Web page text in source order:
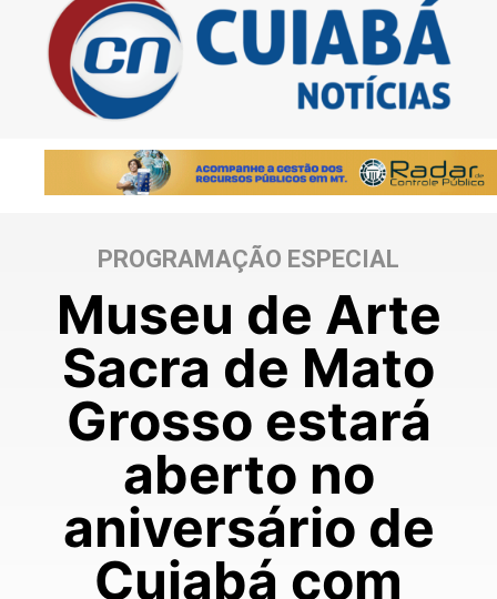
PROGRAMAÇÃO ESPECIAL
Museu de Arte
Sacra de Mato
Grosso estará
aberto no
aniversário de
Cuiabá com